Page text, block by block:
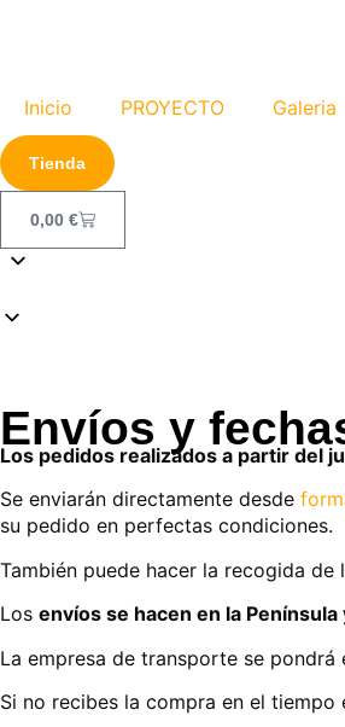
Inicio PROYECTO Galeria
Tienda
0,00 €
Envíos y
Los pedidos realizados a partir del
Se enviarán directamente desde
su pedido en perfectas condiciones.
También puede hacer la recogida
Los envíos se hacen en la Península
La empresa de transporte se
Si no recibes la compra en el